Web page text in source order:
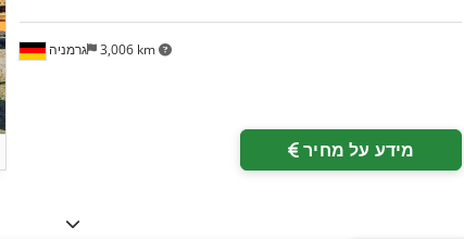
גרמניה 3,006 km
מידע על מחיר